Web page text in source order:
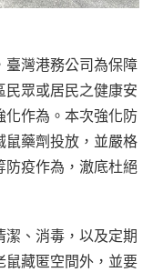
臺灣港務公司為保障
眾或居民之健康安
化作為。本次強化防
鼠藥劑投放，並嚴格
防疫作為，澈底杜絕
、消毒，以及定期
鼠藏匿空間外，並要